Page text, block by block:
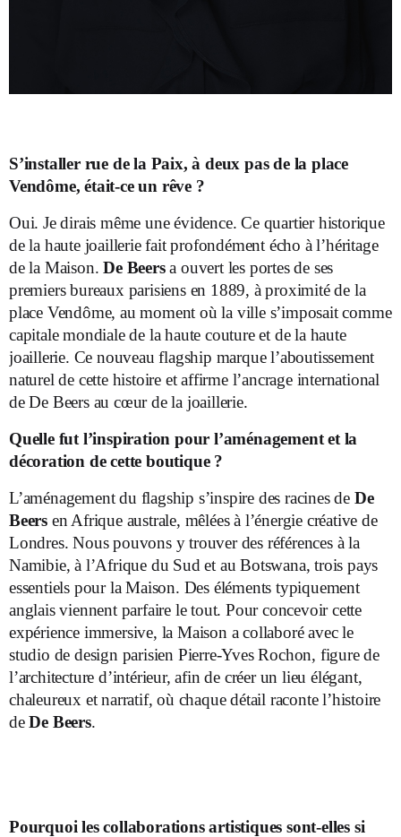
S’installer rue de la Paix, à deux pas de la place
Vendôme, était-ce un rêve ?
Oui. Je dirais même une évidence. Ce quartier historique
de la haute joaillerie fait profondément écho à l’héritage
de la Maison.De Beersa ouvert les portes de ses
premiers bureaux parisiens en 1889, à proximité de la
place Vendôme, au moment où la ville s’imposait comme
capitale mondiale de la haute couture et de la haute
joaillerie. Ce nouveau flagship marque l’aboutissement
naturel de cette histoire et affirme l’ancrage international
de De Beers au cœur de la joaillerie.
Quelle fut l’inspiration pour l’aménagement et la
décoration de cette boutique ?
L’aménagement du flagship s’inspire des racines de De
Beers en Afrique australe, mêlées à l’énergie créative de
Londres. Nous pouvons y trouver des références à la
Namibie, à l’Afrique du Sud et au Botswana, trois pays
essentiels pour la Maison. Des éléments typiquement
anglais viennent parfaire le tout. Pour concevoir cette
expérience immersive, la Maison a collaboré avec le
studio de design parisien Pierre-Yves Rochon, figure de
l’architecture d’intérieur, afin de créer un lieu élégant,
chaleureux et narratif, où chaque détail raconte l’histoire
deDe Beers.
Pourquoi les collaborations artistiques sont-elles si